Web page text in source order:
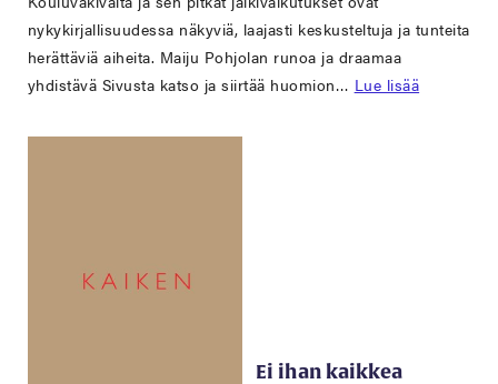
nykykirjallisuudessa näkyviä, laajasti keskusteltuja ja tunteita
herättäviä aiheita. Maiju Pohjolan runoa ja draamaa
yhdistävä Sivusta katso ja siirtää huomion… Lue lisää
Ei ihan kaikkea